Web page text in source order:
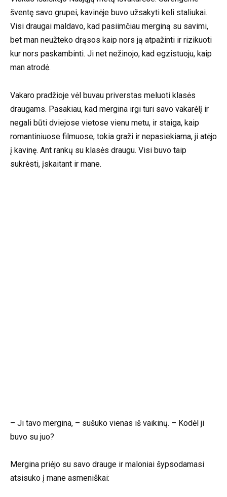
šventę savo grupei, kavinėje buvo užsakyti keli staliukai.
Visi draugai maldavo, kad pasiimčiau merginą su savimi,
bet man neužteko drąsos kaip nors ją atpažinti ir rizikuoti
kur nors paskambinti. Ji net nežinojo, kad egzistuoju, kaip
man atrodė.
Vakaro pradžioje vėl buvau priverstas meluoti klasės
draugams. Pasakiau, kad mergina irgi turi savo vakarėlį ir
negali būti dviejose vietose vienu metu, ir staiga, kaip
romantiniuose filmuose, tokia graži ir nepasiekiama, ji atėjo
į kavinę. Ant rankų su klasės draugu. Visi buvo taip
sukrėsti, įskaitant ir mane.
– Ji tavo mergina, – sušuko vienas iš vaikinų. – Kodėl ji
buvo su juo?
Mergina priėjo su savo drauge ir maloniai šypsodamasi
atsisuko į mane asmeniškai: